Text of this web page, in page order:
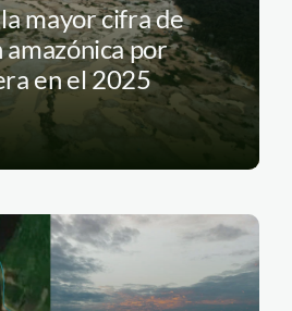
mayor cifra de
por
en el 2025